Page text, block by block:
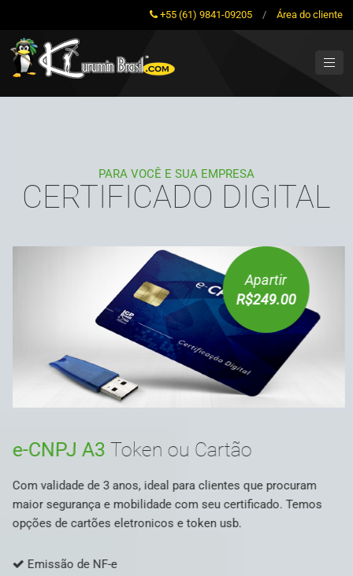
+55 (61) 9841-09205 / Área do cliente
PARA VOCÊ E SUA EMPRESA
CERTIFICADO DIGITAL
Apartir
R$249.00
e-CNPJ A3 Token ou Cartão
Com validade de 3 anos, ideal para clientes que procuram
maior segurança e mobilidade com seu certificado. Temos
opções de cartões eletronicos e token usb.
Emissão de NF-e